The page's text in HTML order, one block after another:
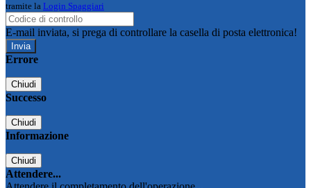
tramite la Login Spaggiari
E-mail inviata, si prega di controllare la casella di posta elettronica!
Errore
Chiudi
Successo
Chiudi
Informazione
Chiudi
Attendere...